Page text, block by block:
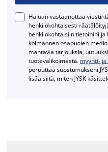
Haluan vastaanottaa
henkilökohtaisesti
henkilökohtaisiin tietoihini
kolmannen osapuolen
mahtavia tarjouksia,
tuotevalikoimasta. myynti-
peruuttaa suostumukseni
lisää siitä, miten JYSK